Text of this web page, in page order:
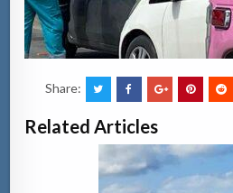
Share:
Related Articles